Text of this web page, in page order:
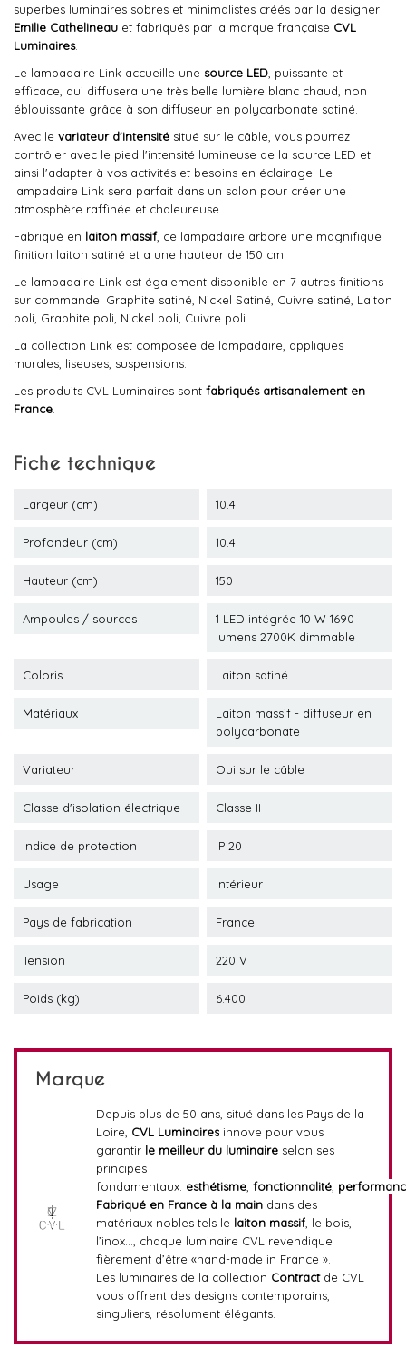
superbes luminaires sobres et minimalistes créés par la designer
Emilie Cathelineau et fabriqués par la marque française CVL
Luminaires.
Le lampadaire Link accueille une source LED , puissante et
efficace, qui diffusera une très belle lumière blanc chaud, non
éblouissante grâce à son diffuseur en polycarbonate satiné.
Avec le variateur d'intensité situé sur le câble, vous pourrez
contrôler avec le pied l'intensité lumineuse de la source LED et
ainsi l'adapter à vos activités et besoins en éclairage. Le
lampadaire Link sera parfait dans un salon pour créer une
atmosphère raffinée et chaleureuse.
Fabriqué en laiton massif, ce lampadaire arbore une magnifique
finition laiton satiné et a une hauteur de 150 cm.
Le lampadaire Link est également disponible en 7 autres finitions
sur commande: Graphite satiné, Nickel Satiné, Cuivre satiné, Laiton
poli, Graphite poli, Nickel poli, Cuivre poli.
La collection Link est composée de lampadaire, appliques
murales, liseuses, suspensions.
Les produits CVL Luminaires sont fabriqués artisanalement en
France
Fiche technique
Largeur (cm) 10.4
Profondeur (cm) 10.4
Hauteur (cm) 150
Ampoules / sources
1 LED intégrée 10 W 1690
lumens 2700K dimmable
Coloris Laiton satiné
Matériaux
Laiton massif - diffuseur en
polycarbonate
Variateur Oui sur le câble
Classe d'isolation électrique Classe II
Indice de protection IP 20
Usage Intérieur
Pays de fabrication France
Tension 220 V
Poids (kg) 6.400
Marque
Depuis plus de 50 ans, situé dans les Pays de la
Loire, CVL Luminairesinnove pour vous
garantir le meilleur du luminaireselon ses
principes
fondamentaux: esthétisme, fonctionnalité,
Fabriqué en France à la maindans des
matériaux nobles tels le laiton massif, le bois,
l’inox…, chaque luminaire CVL revendique
fièrement d’être «hand-made in France ».
Les luminaires de la collection Contractde CVL
vous offrent des designs contemporains,
singuliers, résolument élégants.